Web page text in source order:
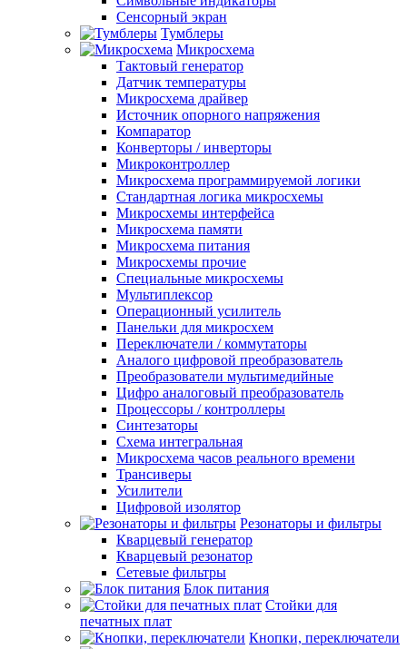
Сенсорный экран
Тумблеры
Микросхема
Тактовый генератор
Датчик температуры
Микросхема драйвер
Источник опорного напряжения
Компаратор
Конверторы / инверторы
Микроконтроллер
Микросхема программируемой логики
Стандартная логика микросхемы
Микросхемы интерфейса
Микросхема памяти
Микросхема питания
Микросхемы прочие
Специальные микросхемы
Мультиплексор
Операционный усилитель
Панельки для микросхем
Переключатели / коммутаторы
Аналого цифровой преобразователь
Преобразователи мультимедийные
Цифро аналоговый преобразователь
Процессоры / контроллеры
Синтезаторы
Схема интегральная
Микросхема часов реального времени
Трансиверы
Усилители
Цифровой изолятор
Резонаторы и фильтры
Кварцевый генератор
Кварцевый резонатор
Сетевые фильтры
Блок питания
Стойки для
печатных плат
Кнопки, переключатели